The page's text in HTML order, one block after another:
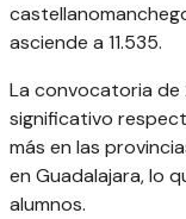
asciende a 11.535.
La convocatoria
significativo
más en las
en Guadalajara, lo
alumnos.